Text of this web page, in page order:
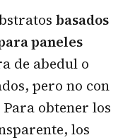
basados
paneles
de abedul o
pero no con
obtener los
los